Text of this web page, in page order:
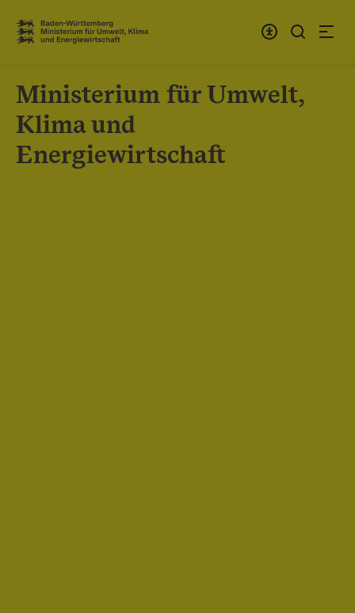
Zum Inhalt springen
Link zur Startseite
Ministerium für Umwelt,
Klima und
Energiewirtschaft